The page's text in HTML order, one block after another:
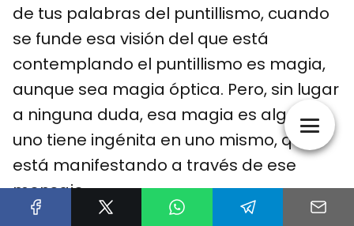
de tus palabras del puntillismo, cuando
se funde esa visión del que está
contemplando el puntillismo es magia,
aunque sea magia óptica. Pero, sin lugar
a ninguna duda, esa magia es algo que
uno tiene ingénita en uno mismo, que
está manifestando a través de ese
mensaje.